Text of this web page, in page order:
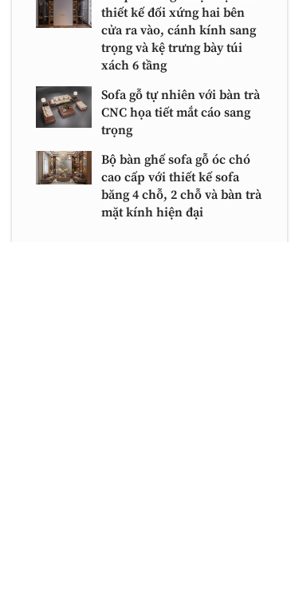
thiết kế đối xứng hai bên
cửa ra vào, cánh kính sang
trọng và kệ trưng bày túi
xách 6 tầng
Sofa gỗ tự nhiên với bàn trà
CNC họa tiết mắt cáo sang
trọng
Bộ bàn ghế sofa gỗ óc chó
cao cấp với thiết kế sofa
băng 4 chỗ, 2 chỗ và bàn trà
mặt kính hiện đại